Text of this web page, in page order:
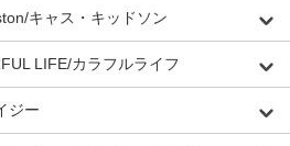
キャス・キッドソン
LIFE/カラフルライフ
ジー